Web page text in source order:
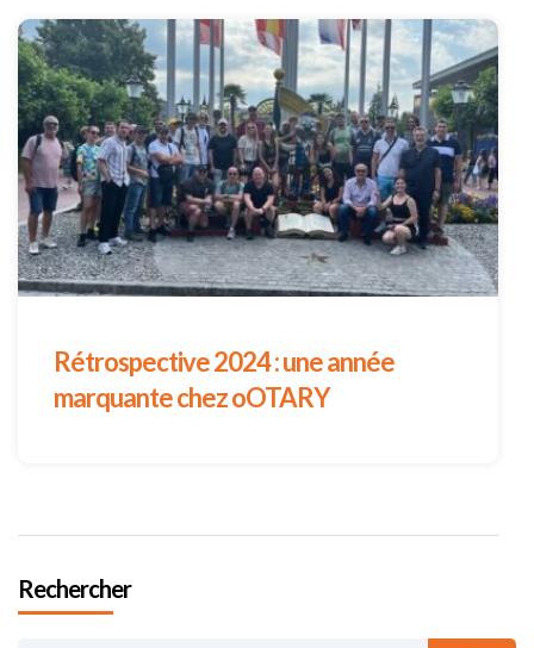
Rétrospective 2024 : une année
marquante chez oOTARY
Rechercher